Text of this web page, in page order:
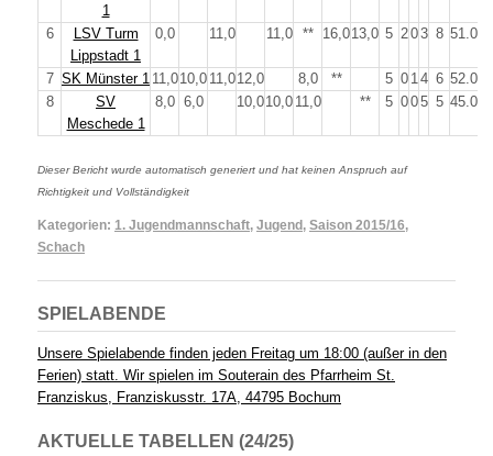
1
6
LSV Turm
Lippstadt 1
0,0 11,0 11,0 ** 16,013,0 5 203 8 51.0
7 SK Münster 1 11,010,0 11,012,0 8,0 ** 5 0 14 6 52.0
8
SV
Meschede 1
8,0 6,0 10,010,0 11,0 ** 5 005 5 45.0
Dieser Bericht wurde automatisch generiert und hat keinen Anspruch auf
Richtigkeit und Vollständigkeit
Kategorien: 1. Jugendmannschaft, Jugend , Saison 2015/16,
Schach
SPIELABENDE
Unsere Spielabende finden jeden Freitag um 18:00 (außer in den
Ferien) statt. Wir spielen im Souterain des Pfarrheim St.
Franziskus, Franziskusstr. 17A, 44795 Bochum
AKTUELLE TABELLEN (24/25)